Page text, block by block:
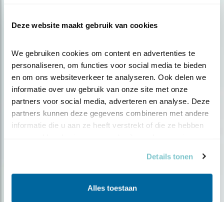
Deze website maakt gebruik van cookies
We gebruiken cookies om content en advertenties te
personaliseren, om functies voor social media te bieden
en om ons websiteverkeer te analyseren. Ook delen we
informatie over uw gebruik van onze site met onze
partners voor social media, adverteren en analyse. Deze
partners kunnen deze gegevens combineren met andere
informatie die u aan ze heeft verstrekt of die ze hebben
Details tonen
Alles toestaan